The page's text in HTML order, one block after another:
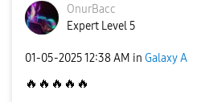
OnurBacc
Expert Level 5
‎01-05-202512:38 AM in Galaxy A
🔥 🔥 🔥 🔥 🔥